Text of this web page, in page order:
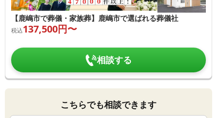
【鹿嶋市で葬儀・家族葬】鹿嶋市で選ばれる葬儀社
税込137,500円〜
相談する
こちらでも相談できます